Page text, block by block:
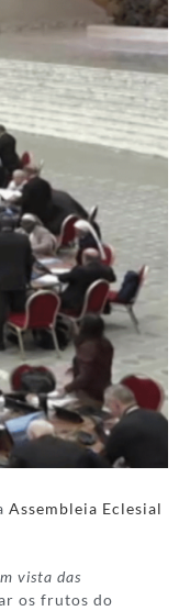
Assembleia Eclesial
vista das
os frutos do